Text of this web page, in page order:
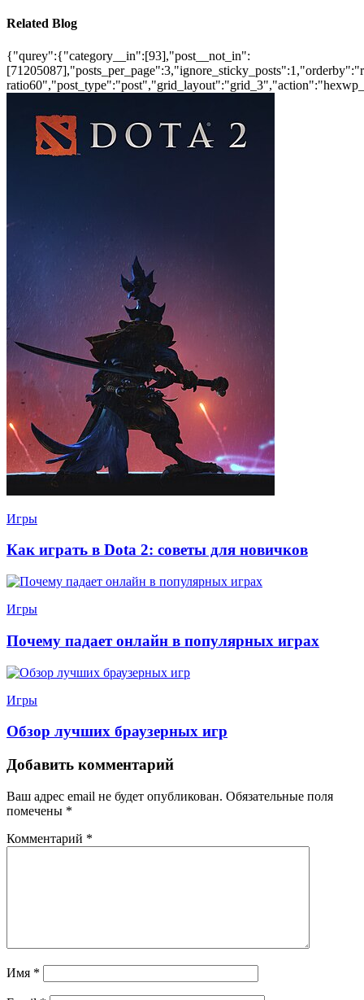
Related Blog
{"qurey":{"category__in":[93],"post__not_in":
Игры
Как играть в Dota 2: советы для новичков
Игры
Почему падает онлайн в популярных играх
Игры
Обзор лучших браузерных игр
Добавить комментарий
Ваш адрес email не будет опубликован. Обязательные поля
помечены *
Комментарий *
Имя *